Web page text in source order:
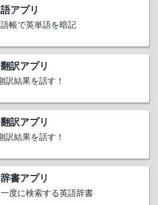
アプリ
帳で英単語を暗記
訳アプリ
訳結果を話す！
訳アプリ
訳結果を話す！
書アプリ
度に検索する英語辞書